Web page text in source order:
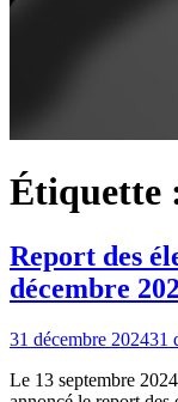
Étiquette
Report des
décembre
31 décembre 202431
Le 13 septembre